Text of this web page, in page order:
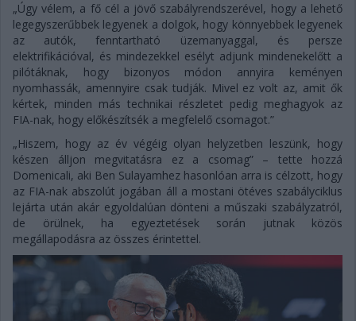
„Úgy vélem, a fő cél a jövő szabályrendszerével, hogy a lehető
legegyszerűbbek legyenek a dolgok, hogy könnyebbek legyenek
az autók, fenntartható üzemanyaggal, és persze
elektrifikációval, és mindezekkel esélyt adjunk mindenekelőtt a
pilótáknak, hogy bizonyos módon annyira keményen
nyomhassák, amennyire csak tudják. Mivel ez volt az, amit ők
kértek, minden más technikai részletet pedig meghagyok az
FIA-nak, hogy előkészítsék a megfelelő csomagot.”
„Hiszem, hogy az év végéig olyan helyzetben leszünk, hogy
készen álljon megvitatásra ez a csomag” – tette hozzá
Domenicali, aki Ben Sulayamhez hasonlóan arra is célzott, hogy
az FIA-nak abszolút jogában áll a mostani ötéves szabályciklus
lejárta után akár egyoldalúan dönteni a műszaki szabályzatról,
de örülnek, ha egyeztetések során jutnak közös
megállapodásra az összes érintettel.